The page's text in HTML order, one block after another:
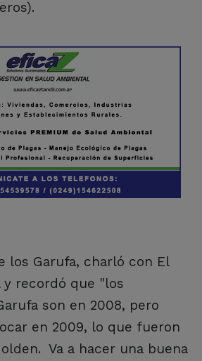
los Garufa, charló con El
y recordó que "los
son en 2008, pero
en 2009, lo que fueron
Va a hacer una buena